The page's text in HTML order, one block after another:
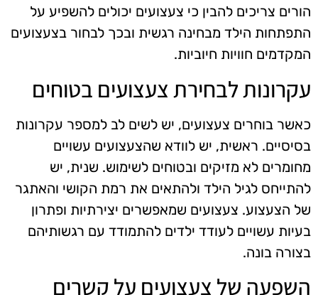
הורים צריכים להבין כי צעצועים יכולים להשפיע על
התפתחות הילד מבחינה רגשית ובכך לבחור בצעצועים
המקדמים חוויות חיוביות.
עקרונות לבחירת צעצועים בטוחים
כאשר בוחרים צעצועים, יש לשים לב למספר עקרונות
בסיסיים. ראשית, יש לוודא שהצעצועים עשויים
מחומרים לא מזיקים ובטוחים לשימוש. שנית, יש
להתייחס לגיל הילד ולהתאים את רמת הקושי והאתגר
של הצעצוע. צעצועים שמאפשרים יצירתיות ופתרון
בעיות עשויים לעודד ילדים להתמודד עם רגשותיהם
בצורה בונה.
השפעה של צעצועים על קשרים